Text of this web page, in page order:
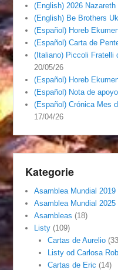
(English) 2026
(English) Be Brothers
(Español) Horeb
(Español) Carta de
(Italiano) Piccoli Fratelli
20/05/26
(Español) Horeb
(Español) Nota de
(Español) Crónica Mes
17/04/26
Kategorie
Asamblea Mundial 2019
Asamblea Mundial 2025
Asambleas (18)
Listy (109)
Cartas de Aurelio
Listy od Carlosa
Cartas de Eric (14)